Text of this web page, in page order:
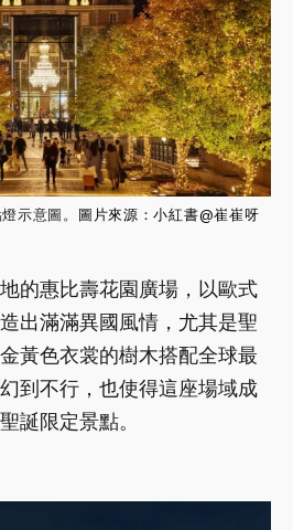
的惠比壽花園廣場，以歐式
出滿滿異國風情，尤其是聖
黃色衣裳的樹木搭配全球最
到不行，也使得這座場域成
誕限定景點。
示意圖。 圖片來源：小紅書@崔崔呀